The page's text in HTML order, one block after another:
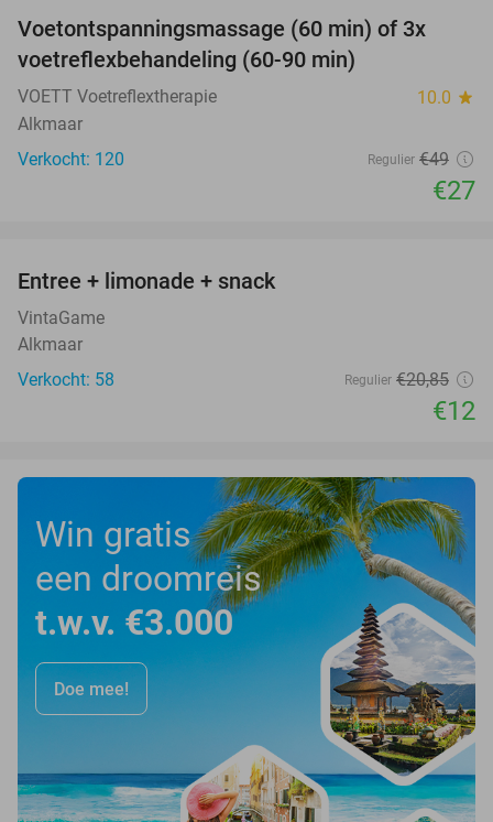
45%
OUT
Voetontspanningsmassage (60 min) of 3x
voetreflexbehandeling (60-90 min)
VOETT Voetreflextherapie 10.0 star
Alkmaar
Verkocht: 120
Regulier €49
€27
Entree + limonade + snack
VintaGame
Alkmaar
Verkocht: 58
Regulier €20,85
€12
Win gratis
een droomreis
t.w.v. €3.000
Doe mee!